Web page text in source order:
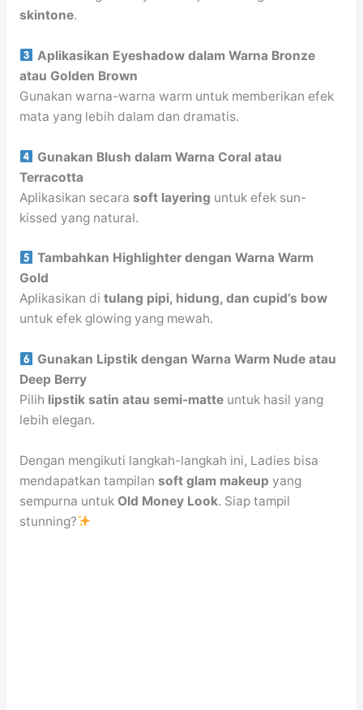
skintone.
Aplikasikan Eyeshadow dalam Warna Bronze
atau Golden Brown
Gunakan warna-warna warm untuk memberikan efek
mata yang lebih dalam dan dramatis.
Gunakan Blush dalam Warna Coral atau
Terracotta
Aplikasikan secara soft layering untuk efek sun-
kissed yang natural.
Tambahkan Highlighter dengan Warna Warm
Gold
Aplikasikan di tulang pipi, hidung, dan cupid’s bow
untuk efek glowing yang mewah.
Gunakan Lipstik dengan Warna Warm Nude atau
Deep Berry
Pilih lipstik satin atau semi-matteuntuk hasil yang
lebih elegan.
Dengan mengikuti langkah-langkah ini, Ladies bisa
mendapatkan tampilan soft glam makeup yang
sempurna untuk Old Money Look. Siap tampil
stunning?